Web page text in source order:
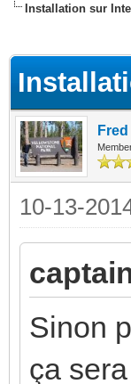
Installation sur
Fred
10-13-
Sinon
ça